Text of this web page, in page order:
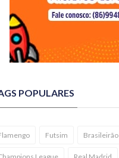
POPULARES
Futsim Brasileirão